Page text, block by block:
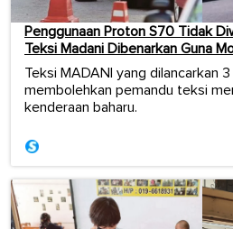
Penggunaan Proton S70 Tidak
Teksi Madani Dibenarkan Guna
Teksi MADANI yang dilancarkan 3
membolehkan pemandu teksi
kenderaan baharu.